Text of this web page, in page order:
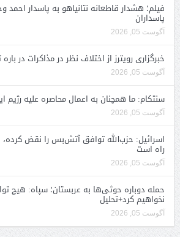
فیلم؛ هشدار قاطعانه نتانیاهو به پاسدار
پاسداران
آگوست 05, 2026
خبرگزاری رویترز از اختلاف نظر در مذاکرات در
آگوست 05, 2026
سنتکام: ما همچنان به اعمال محاصره علیه رژیم
آگوست 05, 2026
اسرائیل: حزب‌الله توافق آتش‌بس را نقض کرده،
راه است
آگوست 05, 2026
حمله دوباره حوثی‌ها به عربستان؛ سپاه: هیچ
نخواهیم کرد+تحلیل
آگوست 05, 2026